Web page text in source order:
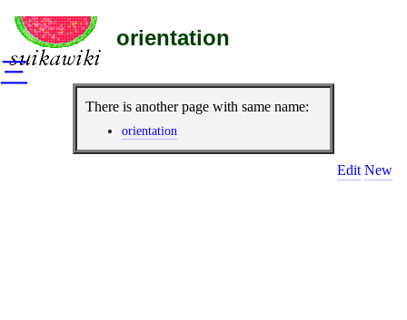
orientation
There is another page with same name:
orientation
Edit New
三